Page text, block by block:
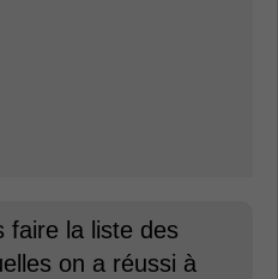
faire la liste des
on a réussi à